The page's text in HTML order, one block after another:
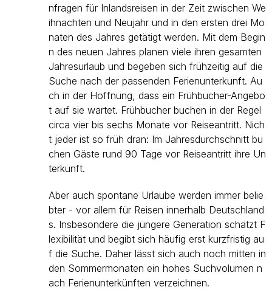
nfragen für Inlandsreisen in der Zeit zwischen We
ihnachten und Neujahr und in den ersten drei Mo
naten des Jahres getätigt werden. Mit dem Begin
n des neuen Jahres planen viele ihren gesamten
Jahresurlaub und begeben sich frühzeitig auf die
Suche nach der passenden Ferienunterkunft. Au
ch in der Hoffnung, dass ein Frühbucher-Angebo
t auf sie wartet. Frühbucher buchen in der Regel
circa vier bis sechs Monate vor Reiseantritt. Nich
t jeder ist so früh dran: Im Jahresdurchschnitt bu
chen Gäste rund 90 Tage vor Reiseantritt ihre Un
terkunft.
Aber auch spontane Urlaube werden immer belie
bter - vor allem für Reisen innerhalb Deutschland
s. Insbesondere die jüngere Generation schätzt F
lexibilität und begibt sich häufig erst kurzfristig au
f die Suche. Daher lässt sich auch noch mitten in
den Sommermonaten ein hohes Suchvolumen n
ach Ferienunterkünften verzeichnen.